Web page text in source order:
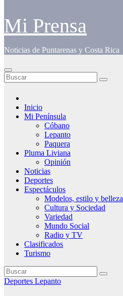
Mi Prensa
Noticias de Puntarenas y Costa Rica
Inicio
Mi Península
Cóbano
Lepanto
Paquera
Pluma Liviana
Opinión
Noticias
Deportes
Espectáculos
Modelos, estilo y belleza
Cultura y Sociedad
Variedad
Mundo Social
Radio y TV
Clasificados
Turismo
Deportes Lepanto